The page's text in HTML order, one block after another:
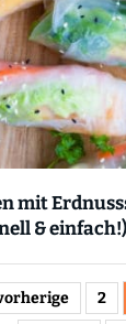
mit
& einfach!)
2